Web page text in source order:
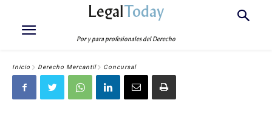
LegalToday
Por y para profesionales del Derecho
Inicio Derecho Mercantil Concursal